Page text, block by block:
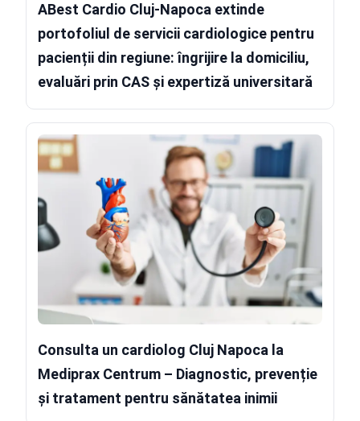
ABest Cardio Cluj-Napoca extinde
portofoliul de servicii cardiologice pentru
pacienții din regiune: îngrijire la domiciliu,
evaluări prin CAS și expertiză universitară
Consulta un cardiolog Cluj Napoca la
Mediprax Centrum – Diagnostic, prevenție
și tratament pentru sănătatea inimii